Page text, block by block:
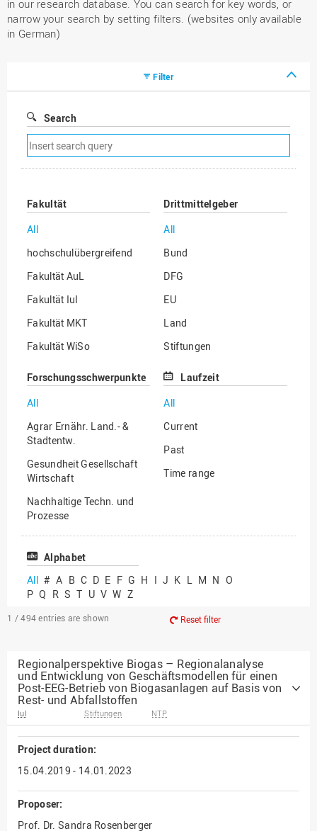
in our research database. You can search for key words, or
narrow your search by setting filters. (websites only available
in German)
Filter
Search
Remove
search
filter
Fakultät
All
hochschulübergreifend
Fakultät AuL
Fakultät IuI
Fakultät MKT
Fakultät WiSo
Drittmittelgeber
All
Bund
DFG
EU
Land
Stiftungen
Sonstige
Forschungsschwerpunkte
All
Agrar Ernähr. Land.- &
Stadtentw.
Gesundheit Gesellschaft
Wirtschaft
Nachhaltige Techn. und
Prozesse
Vielfältiges Forschen
Laufzeit
All
Current
Past
Time range
Alphabet
All # A B C D E F G H I J K L M N O
P Q R S T U V W Z
1 / 494 entries are shown Reset filter
Regionalperspektive Biogas – Regionalanalyse
und Entwicklung von Geschäftsmodellen für einen
Post-EEG-Betrieb von Biogasanlagen auf Basis von
Rest- und Abfallstoffen
IuI Stiftungen NTP
Project duration:
15.04.2019 - 14.01.2023
Proposer:
Prof. Dr. Sandra Rosenberger